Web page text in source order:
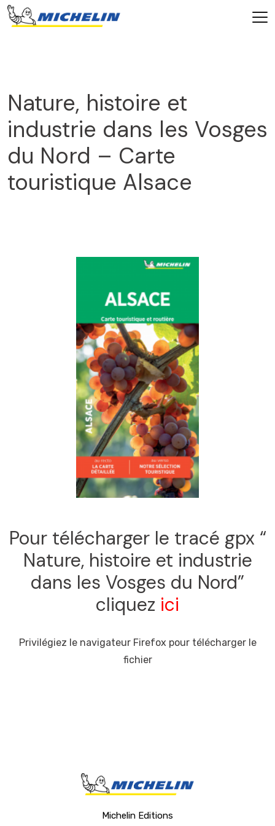
Nature, histoire et
industrie dans les Vosges
du Nord – Carte
touristique Alsace
Pour télécharger le tracé gpx “
Nature, histoire et industrie
dans les Vosges du Nord”
cliquez ici
Privilégiez le navigateur Firefox pour télécharger le
fichier
Michelin Editions